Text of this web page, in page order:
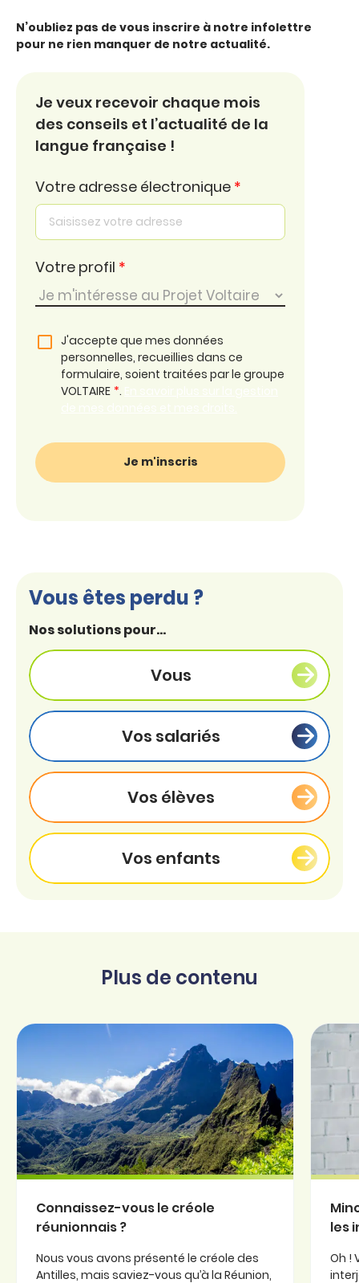
N’oubliez pas de vous inscrire à notre infolettre
pour ne rien manquer de notre actualité.
Je veux recevoir chaque mois
des conseils et l’actualité de la
langue française !
Votre adresse électronique *
Votre profil *
J'accepte que mes données
personnelles, recueillies dans ce
formulaire, soient traitées par le groupe
VOLTAIRE *.
Vous êtes perdu ?
Nos solutions pour...
Vous
Vos salariés
Vos élèves
Vos enfants
Plus de contenu
Connaissez-vous le créole
réunionnais ?
Nous vous avons présenté le créole des
Antilles, mais saviez-vous qu’à la Réunion,
les
Oh !